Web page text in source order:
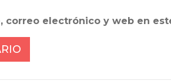
correo electrónico y web en